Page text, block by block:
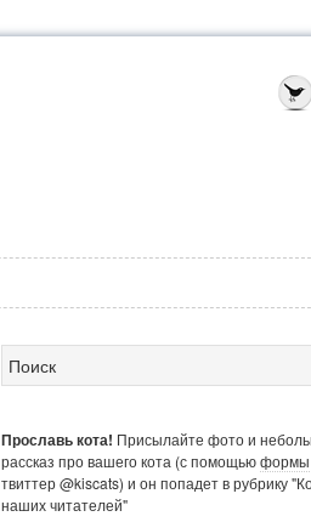
Прославь кота! Присылайте фото и
рассказ про вашего кота (с помощьюформы
твиттер @kiscats) и он попадет в рубрику
наших читателей"